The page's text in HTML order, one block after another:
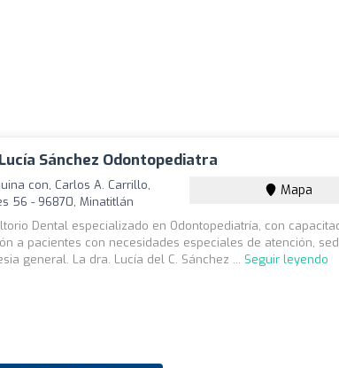
Sánchez Odontopediatra
con, Carlos A. Carrillo,
56 - 96870, Minatitlán
Mapa
Dental especializado en Odontopediatría, con
a pacientes con necesidades especiales de atención,
general. La dra. Lucía del C. Sánchez ... Seguir leyendo